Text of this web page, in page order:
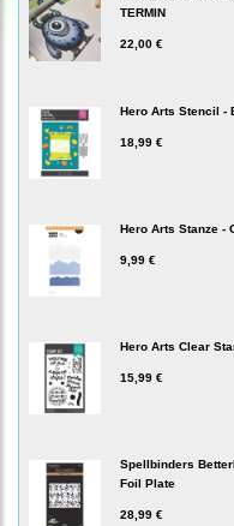
TERMIN
22,00 €
Hero Arts Stencil -
18,99 €
Hero Arts Stanze -
9,99 €
Hero Arts Clear
15,99 €
Spellbinders
Foil Plate
28,99 €